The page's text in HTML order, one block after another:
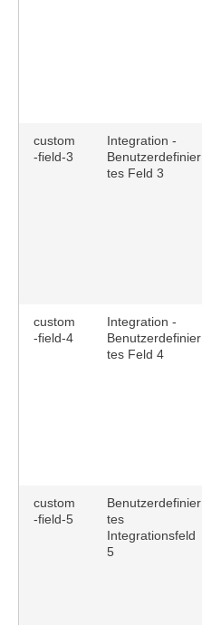
custom
-field-3
Integration -
Benutzerdefinier
tes Feld 3
custom
-field-4
Integration -
Benutzerdefinier
tes Feld 4
custom
-field-5
Benutzerdefinier
tes
Integrationsfeld
5